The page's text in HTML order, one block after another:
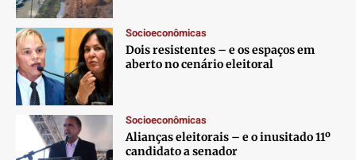
Socioeconômicas
Dois resistentes – e os espaços em
aberto no cenário eleitoral
Socioeconômicas
Alianças eleitorais – e o inusitado 11º
candidato a senador